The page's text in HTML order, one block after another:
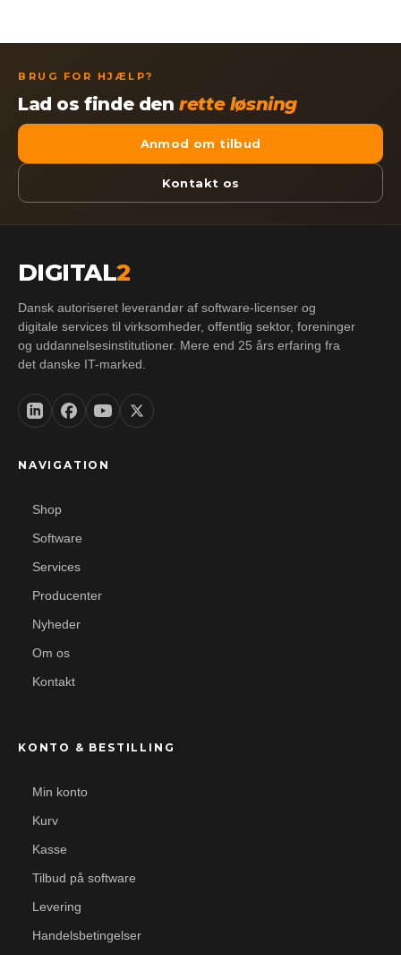
BRUG FOR HJÆLP?
Lad os finde denrette løsning
Anmod om tilbud
Kontakt os
DIGITAL2
Dansk autoriseret leverandør af software-licenser og
digitale services til virksomheder, offentlig sektor, foreninger
og uddannelsesinstitutioner. Mere end 25 års erfaring fra
det danske IT-marked.
NAVIGATION
Shop
Software
Services
Producenter
Nyheder
Om os
Kontakt
KONTO & BESTILLING
Min konto
Kurv
Kasse
Tilbud på software
Levering
Handelsbetingelser